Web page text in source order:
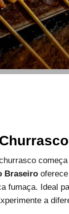
Braseirooferece
fumaça. Ideal
a